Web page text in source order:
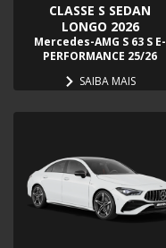
CLASSE S SEDAN
LONGO 2026
Mercedes-AMG S 63 S E-
PERFORMANCE 25/26
SAIBA MAIS